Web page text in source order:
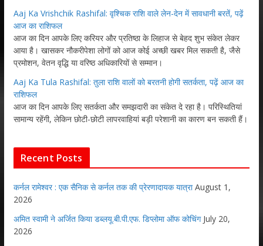
Aaj Ka Vrishchik Rashifal: वृश्चिक राशि वाले लेन-देन में सावधानी बरतें, पढ़ें
आज का राशिफल
आज का दिन आपके लिए करियर और प्रतिष्ठा के लिहाज से बेहद शुभ संकेत लेकर
आया है। खासकर नौकरीपेशा लोगों को आज कोई अच्छी खबर मिल सकती है, जैसे
प्रमोशन, वेतन वृद्धि या वरिष्ठ अधिकारियों से सम्मान।
Aaj Ka Tula Rashifal: तुला राशि वालों को बरतनी होगी सतर्कता, पढ़ें आज का
राशिफल
आज का दिन आपके लिए सतर्कता और समझदारी का संकेत दे रहा है। परिस्थितियां
सामान्य रहेंगी, लेकिन छोटी-छोटी लापरवाहियां बड़ी परेशानी का कारण बन सकती हैं।
Recent Posts
कर्नल रामेश्वर : एक सैनिक से कर्नल तक की प्रेरणादायक यात्रा August 1,
2026
अमित स्वामी ने अर्जित किया डब्लयू.बी.पी.एफ. डिप्लोमा ऑफ कोचिंग July 20,
2026